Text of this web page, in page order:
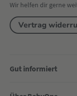
Wir helfen dir gerne
Vertrag
Gut informiert